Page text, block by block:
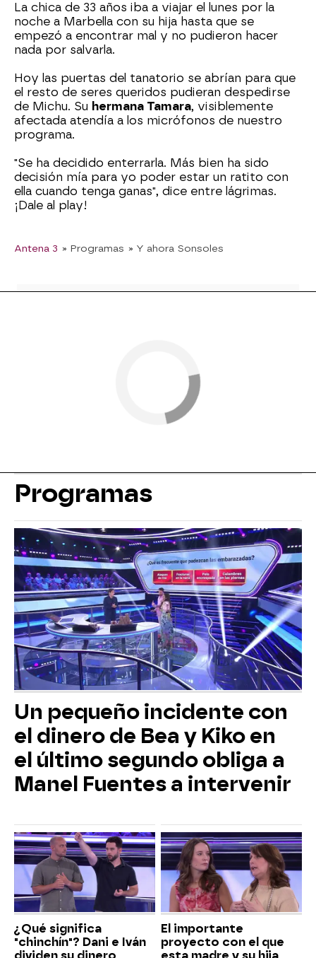
La chica de 33 años iba a viajar el lunes por la
noche a Marbella con su hija hasta que se
empezó a encontrar mal y no pudieron hacer
nada por salvarla.
Hoy las puertas del tanatorio se abrían para que
el resto de seres queridos pudieran despedirse
de Michu. Su hermana Tamara, visiblemente
afectada atendía a los micrófonos de nuestro
programa.
"Se ha decidido enterrarla. Más bien ha sido
decisión mía para yo poder estar un ratito con
ella cuando tenga ganas", dice entre lágrimas.
¡Dale al play!
Antena 3 » Programas » Y ahora Sonsoles
Programas
Un pequeño incidente con
el dinero de Bea y Kiko en
el último segundo obliga a
Manel Fuentes a intervenir
¿Qué significa
"chinchín"? Dani e Iván
dividen su dinero
El importante
proyecto con el que
esta madre y su hija